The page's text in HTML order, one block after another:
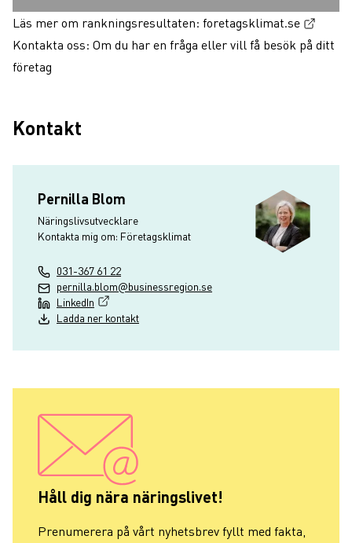
Läs mer om rankningsresultaten: foretagsklimat.se
Kontakta oss: Om du har en fråga eller vill få besök på ditt
företag
Kontakt
Pernilla Blom
Näringslivsutvecklare
Kontakta mig om: Företagsklimat
031-367 61 22
pernilla.blom@businessregion.se
LinkedIn
(Extern länk, öppnas i nytt fönster)
Ladda ner kontakt
Håll dig nära näringslivet!
Prenumerera på vårt nyhetsbrev fyllt med fakta,